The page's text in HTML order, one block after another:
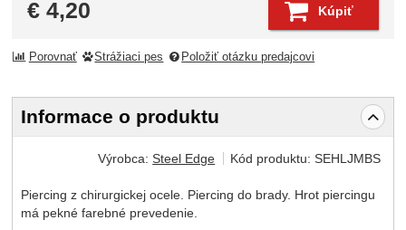
€ 4,20 Kúpiť
Porovnať Strážiaci pes Položiť otázku predajcovi
Informace o produktu
Výrobca:Steel Edge Kód produktu:SEHLJMBS
Piercing z chirurgickej ocele. Piercing do brady. Hrot piercingu
má pekné farebné prevedenie.